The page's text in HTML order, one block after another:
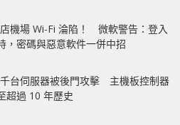
機場 Wi-Fi 淪陷！ 微軟警告：登入
，密碼與惡意軟件一併中招
台伺服器被後門攻擊 主機板控制器
超過 10 年歷史